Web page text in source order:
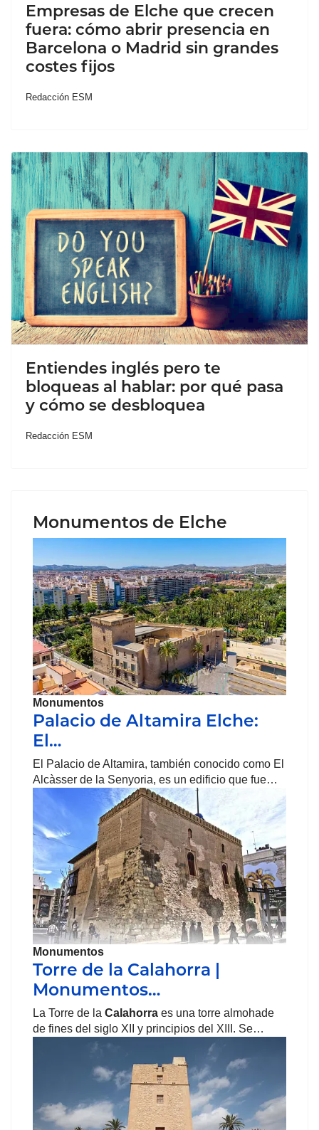
Empresas de Elche que crecen
fuera: cómo abrir presencia en
Barcelona o Madrid sin grandes
costes fijos
Redacción ESM
Entiendes inglés pero te
bloqueas al hablar: por qué pasa
y cómo se desbloquea
Redacción ESM
Monumentos de Elche
Monumentos
Palacio de Altamira Elche:
El…
El Palacio de Altamira, también conocido como El
Alcàsser de la Senyoria, es un edificio que fue…
Monumentos
Torre de la Calahorra |
Monumentos…
La Torre de la Calahorra es una torre almohade
de fines del siglo XII y principios del XIII. Se…